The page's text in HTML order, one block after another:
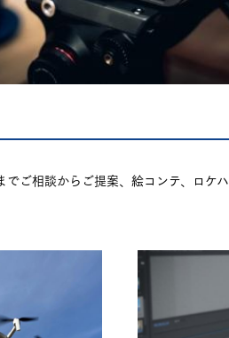
ご相談からご提案、絵コンテ、ロケハ